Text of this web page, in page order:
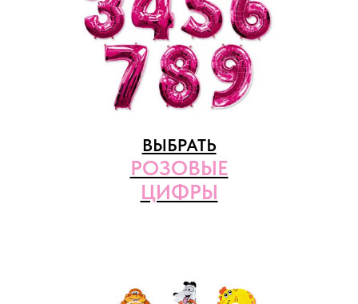
ВЫБРАТЬ
РОЗОВЫЕ
ЦИФРЫ